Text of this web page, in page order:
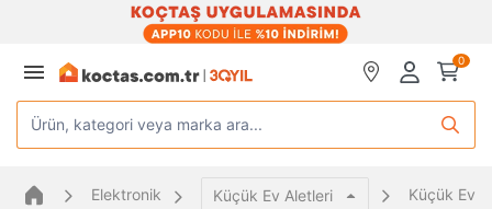
0
Ürün, kategori veya marka ara...
Elektronik Küçük Ev Aletleri Küçük Ev